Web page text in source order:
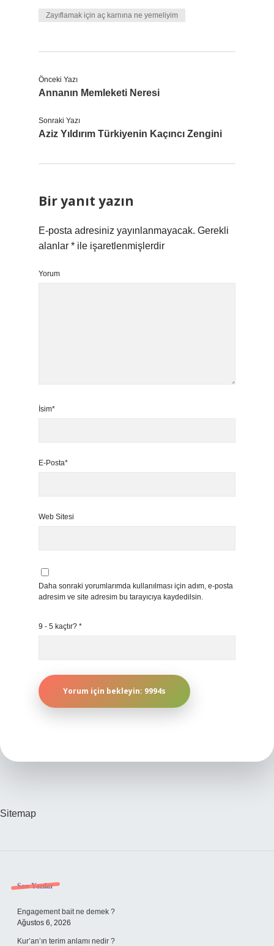
Zayıflamak için aç karnına ne yemeliyim
Önceki Yazı
Annanın Memleketi Neresi
Sonraki Yazı
Aziz Yıldırım Türkiyenin Kaçıncı Zengini
Bir yanıt yazın
E-posta adresiniz yayınlanmayacak. Gerekli
alanlar * ile işaretlenmişlerdir
Yorum
İsim*
E-Posta*
Web Sitesi
Daha sonraki yorumlarımda kullanılması için adım, e-posta
adresim ve site adresim bu tarayıcıya kaydedilsin.
9 - 5 kaçtır? *
Sitemap
Sidebar
Son Yazılar
Engagement bait ne demek ?
Ağustos 6, 2026
Kur’an’ın terim anlamı nedir ?